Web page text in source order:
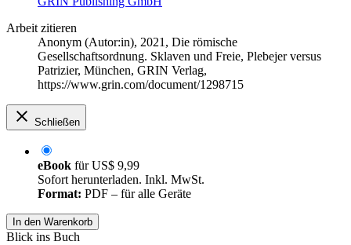
Arbeit zitieren
Anonym (Autor:in), 2021, Die römische
Gesellschaftsordnung. Sklaven und Freie, Plebejer versus
Patrizier, München, GRIN Verlag,
https://www.grin.com/document/1298715
Schließen
eBook fürUS$ 9,99
Sofort herunterladen. Inkl. MwSt.
Format: PDF – für alle Geräte
In den Warenkorb
Blick ins Buch